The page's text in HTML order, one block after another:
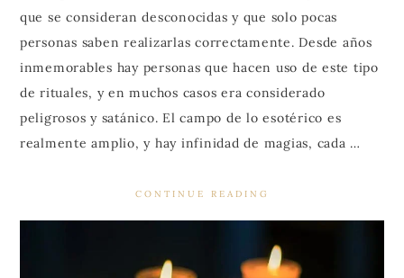
que se consideran desconocidas y que solo pocas
personas saben realizarlas correctamente. Desde años
inmemorables hay personas que hacen uso de este tipo
de rituales, y en muchos casos era considerado
peligrosos y satánico. El campo de lo esotérico es
realmente amplio, y hay infinidad de magias, cada …
CONTINUE READING